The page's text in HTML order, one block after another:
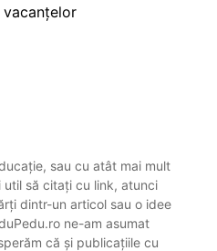
sau cu atât mai mult
să citați cu link, atunci
dintr-un articol sau o idee
ne-am asumat
că și publicațiile cu